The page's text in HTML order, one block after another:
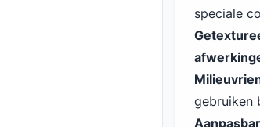
speciale
gebruiken